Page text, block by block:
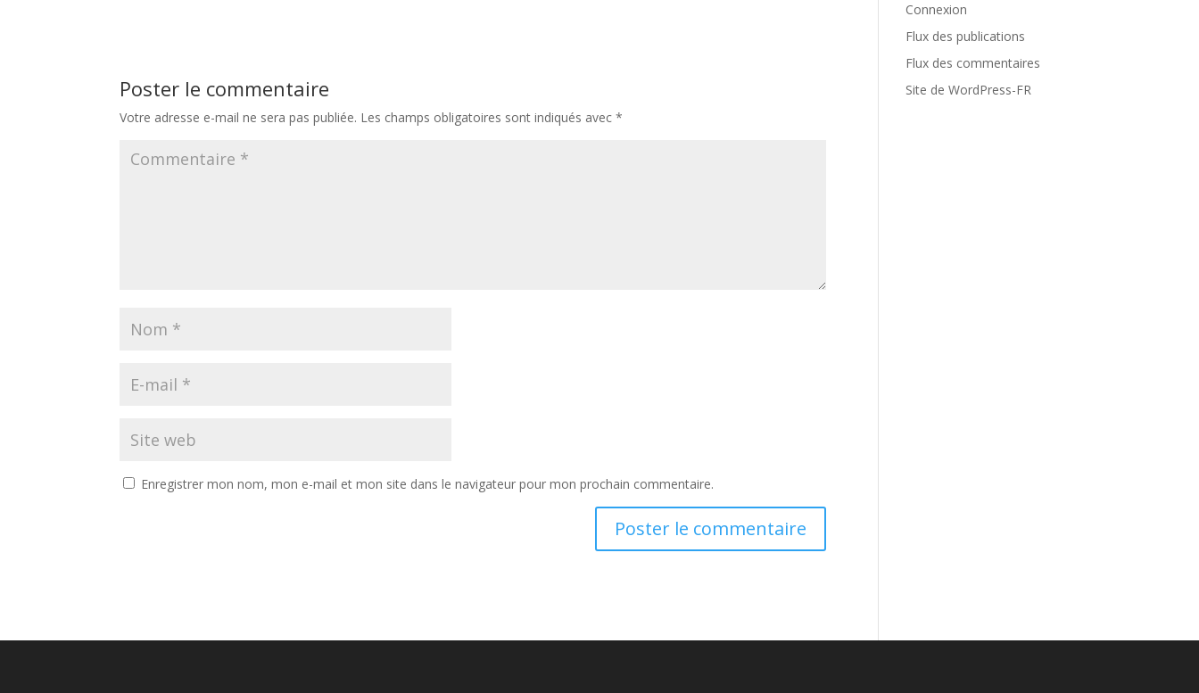
Poster le commentaire
Votre adresse e-mail ne sera pas publiée. Les champs obligatoires sont indiqués avec*
Enregistrer mon nom, mon e-mail et mon site dans le navigateur pour mon prochain commentaire.
Connexion
Flux des publications
Flux des commentaires
Site de WordPress-FR